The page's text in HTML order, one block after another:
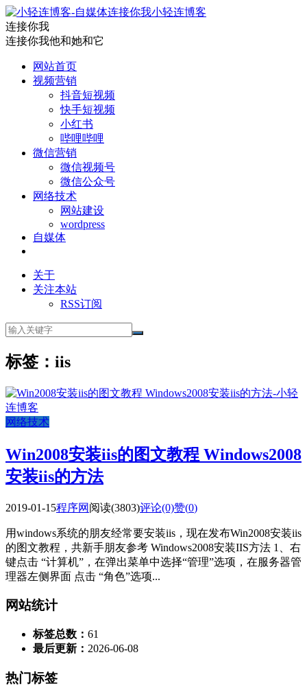
小轻连博客
连接你我
连接你我他和她和它
网站首页
视频营销
抖音短视频
快手短视频
小红书
哔哩哔哩
微信营销
微信视频号
微信公众号
网络技术
网站建设
wordpress
自媒体
关于
关注本站
RSS订阅
标签：iis
网络技术
Win2008安装iis的图文教程 Windows2008
安装iis的方法
2019-01-15程序网 阅读(3803)评论(0)赞(0)
用windows系统的朋友经常要安装iis，现在发布Win2008安装iis
的图文教程，共新手朋友参考 Windows2008安装IIS方法 1、右
键点击 “计算机”，在弹出菜单中选择“管理”选项，在服务器管
理器左侧界面 点击 “角色”选项...
网站统计
标签总数： 61
最后更新： 2026-06-08
热门标签